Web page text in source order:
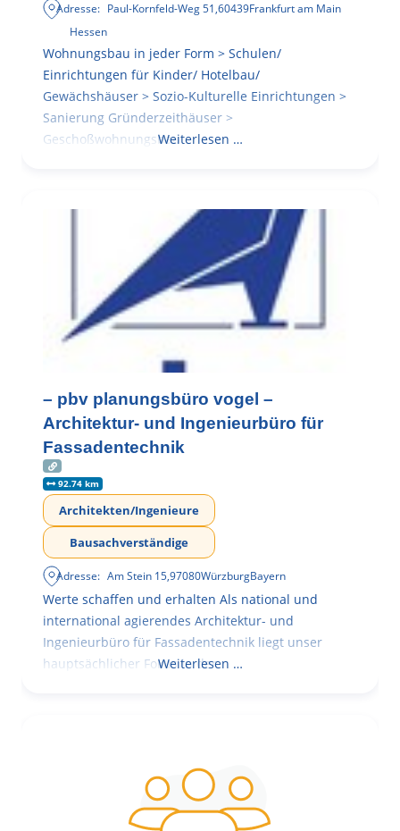
Adresse: Paul-Kornfeld-Weg 51,60439Frankfurt am Main
Hessen
Wohnungsbau in jeder Form > Schulen/
Einrichtungen für Kinder/ Hotelbau/
Gewächshäuser > Sozio-Kulturelle Einrichtungen >
Sanierung Gründerzeithäuser >
GeschoßwohnungsbauWeiterlesen …
– pbv planungsbüro vogel –
Architektur- und Ingenieurbüro für
Fassadentechnik
92.74 km
Architekten/Ingenieure
Bausachverständige
Adresse: Am Stein 15,97080WürzburgBayern
Werte schaffen und erhalten Als national und
international agierendes Architektur- und
Ingenieurbüro für Fassadentechnik liegt unser
hauptsächlicher Fokus in der
Weiterlesen …